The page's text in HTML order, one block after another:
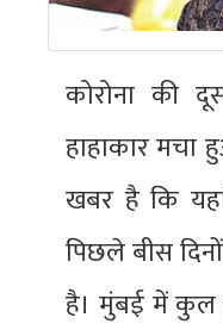
कोरोना की
हाहाकार
खबर है कि
पिछले बीस
है। मुंबई में कुल